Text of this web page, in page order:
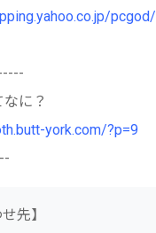
pcgod/
なに？
york.com/?p=9
先】